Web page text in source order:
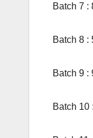
Batch 7 :
Batch 8 :
Batch 9 :
Batch 10